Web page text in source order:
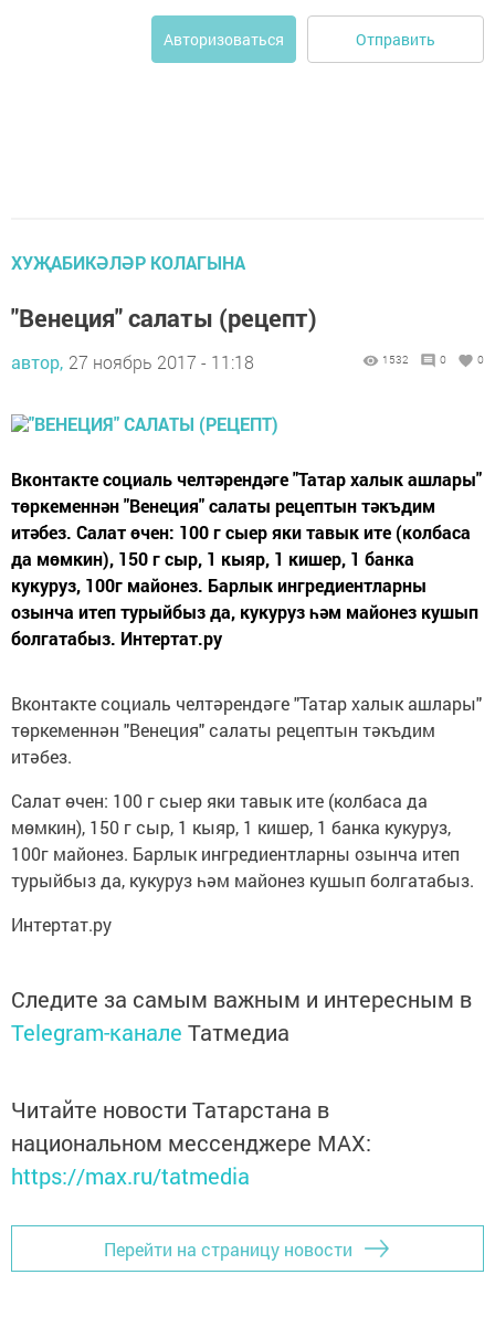
Авторизоваться Отправить
ХУҖАБИКӘЛӘР КОЛАГЫНА
"Венеция" салаты (рецепт)
автор, 27 ноябрь 2017 - 11:18 1532 0 0
Вконтакте социаль челтәрендәге "Татар халык ашлары"
төркеменнән "Венеция" салаты рецептын тәкъдим
итәбез. Салат өчен: 100 г сыер яки тавык ите (колбаса
да мөмкин), 150 г сыр, 1 кыяр, 1 кишер, 1 банка
кукуруз, 100г майонез. Барлык ингредиентларны
озынча итеп турыйбыз да, кукуруз һәм майонез кушып
болгатабыз. Интертат.ру
Вконтакте социаль челтәрендәге "Татар халык ашлары"
төркеменнән "Венеция" салаты рецептын тәкъдим
итәбез.
Салат өчен: 100 г сыер яки тавык ите (колбаса да
мөмкин), 150 г сыр, 1 кыяр, 1 кишер, 1 банка кукуруз,
100г майонез. Барлык ингредиентларны озынча итеп
турыйбыз да, кукуруз һәм майонез кушып болгатабыз.
Интертат.ру
Следите за самым важным и интересным в
Telegram-канале Татмедиа
Читайте новости Татарстана в
национальном мессенджере MАХ:
https://max.ru/tatmedia
Перейти на страницу новости